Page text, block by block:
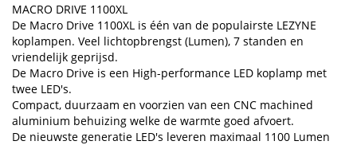
MACRO DRIVE 1100XL
De Macro Drive 1100XL is één van de populairste LEZYNE
koplampen. Veel lichtopbrengst (Lumen), 7 standen en
vriendelijk geprijsd.
De Macro Drive is een High-performance LED koplamp met
twee LED's.
Compact, duurzaam en voorzien van een CNC machined
aluminium behuizing welke de warmte goed afvoert.
De nieuwste generatie LED's leveren maximaal 1100 Lumen